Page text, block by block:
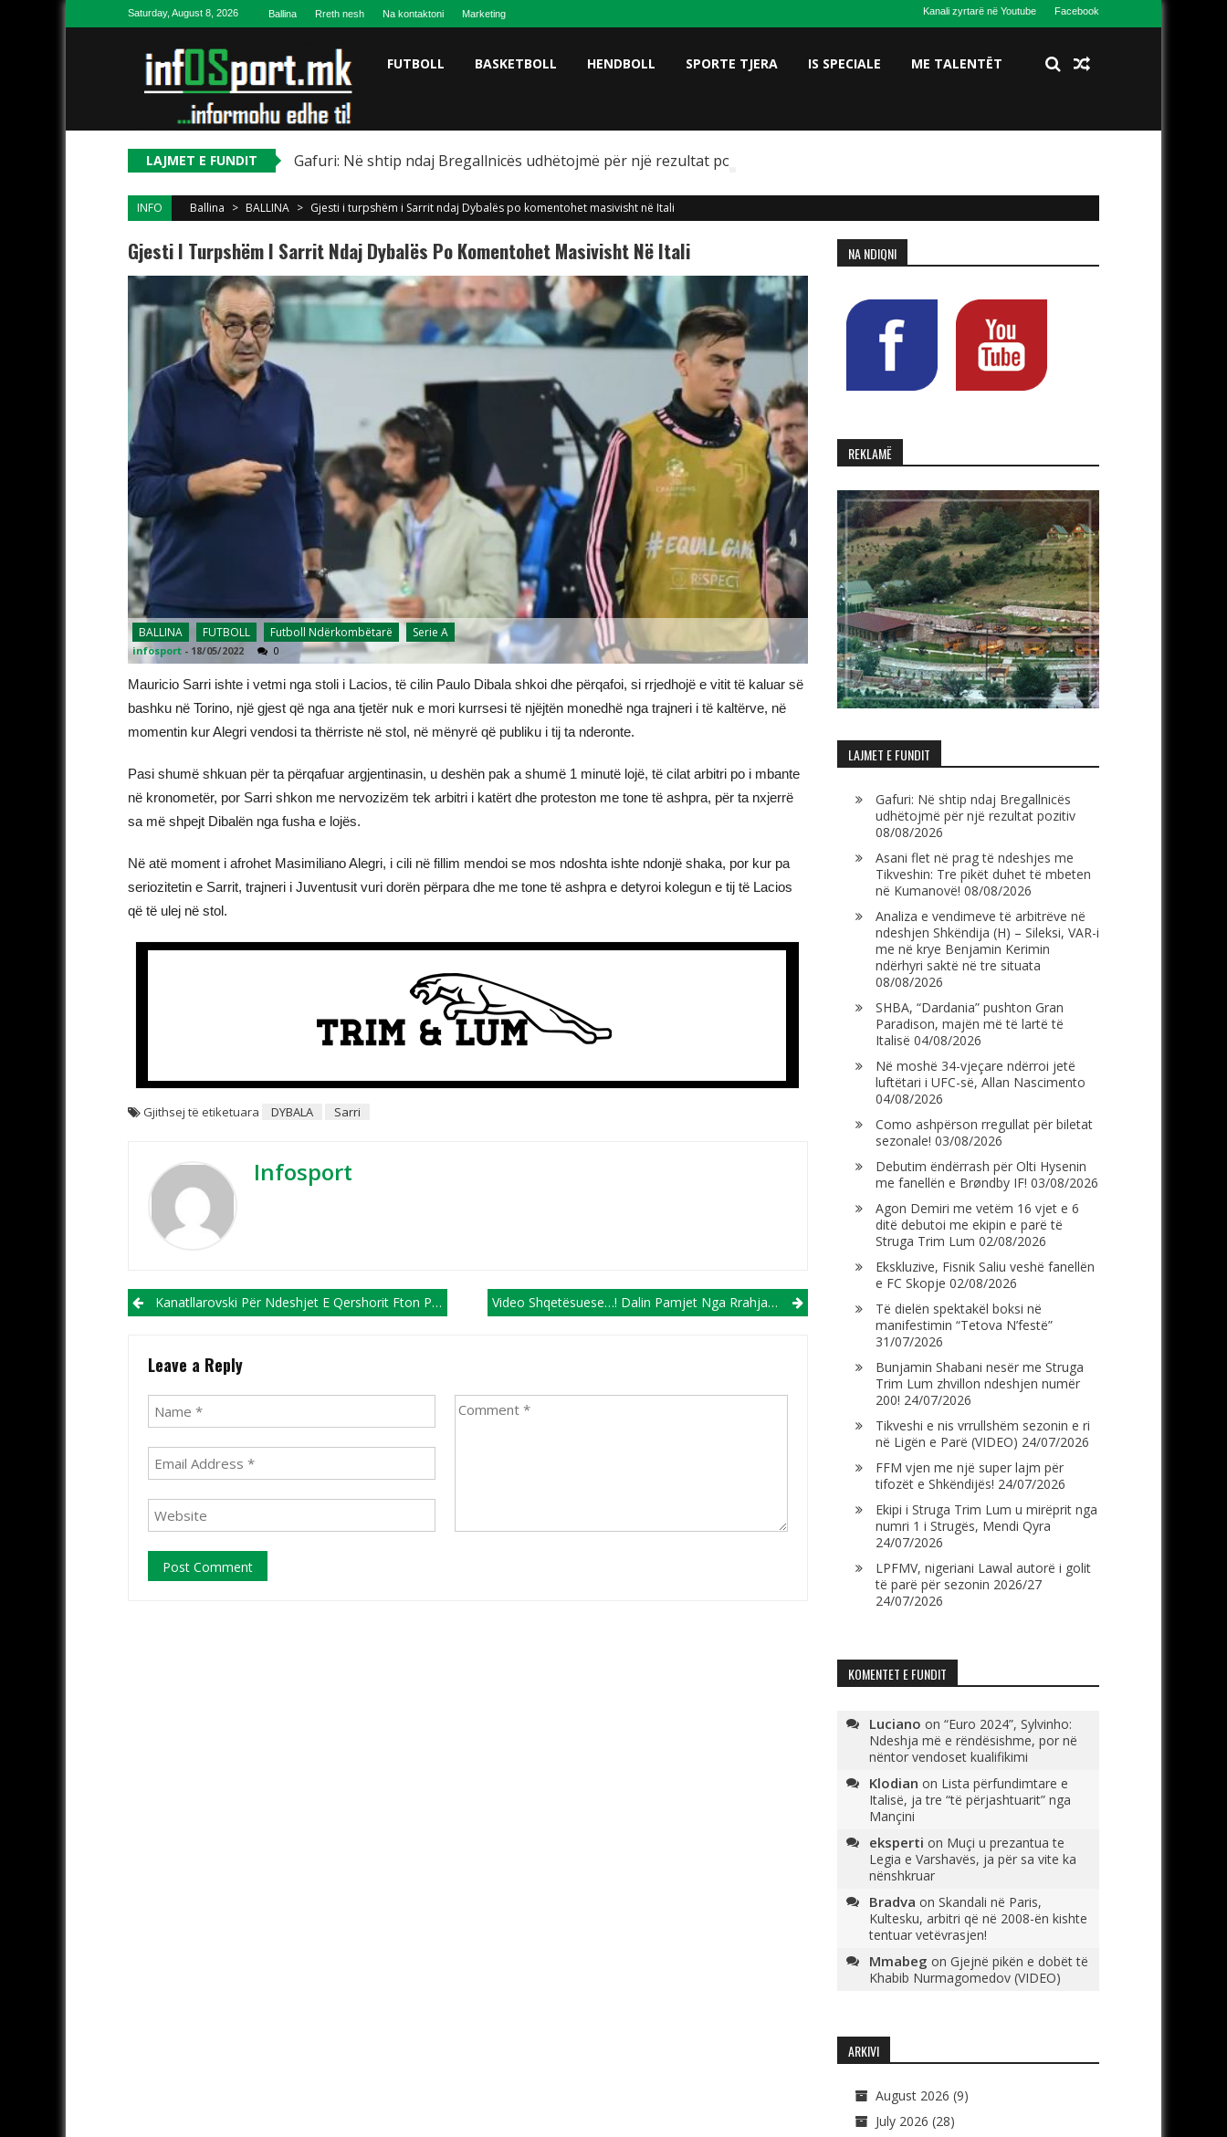
Skip to contentSaturday, August 8, 2026 Ballina Rreth nesh Na kontaktoni Marketing Kanali zyrtarë në Youtube Facebook
FUTBOLL BASKETBOLL HENDBOLL SPORTE TJERA IS SPECIALE ME TALENTËT
LAJMET E FUNDIT Gafuri: Në shtip ndaj Bregallnicës udhëtojmë për një rezultat pozitiv
INFO Ballina > BALLINA > Gjesti i turpshëm i Sarrit ndaj Dybalës po komentohet masivisht në Itali
Gjesti I Turpshëm I Sarrit Ndaj Dybalës Po Komentohet Masivisht Në Itali
BALLINA FUTBOLL Futboll Ndërkombëtarë Serie A
infosport - 18/05/2022 0
Mauricio Sarri ishte i vetmi nga stoli i Lacios, të cilin Paulo Dibala shkoi dhe përqafoi, si rrjedhojë e vitit të kaluar së
bashku në Torino, një gjest që nga ana tjetër nuk e mori kurrsesi të njëjtën monedhë nga trajneri i të kaltërve, në
momentin kur Alegri vendosi ta thërriste në stol, në mënyrë që publiku i tij ta nderonte.
Pasi shumë shkuan për ta përqafuar argjentinasin, u deshën pak a shumë 1 minutë lojë, të cilat arbitri po i mbante
në kronometër, por Sarri shkon me nervozizëm tek arbitri i katërt dhe proteston me tone të ashpra, për ta nxjerrë
sa më shpejt Dibalën nga fusha e lojës.
Në atë moment i afrohet Masimiliano Alegri, i cili në fillim mendoi se mos ndoshta ishte ndonjë shaka, por kur pa
seriozitetin e Sarrit, trajneri i Juventusit vuri dorën përpara dhe me tone të ashpra e detyroi kolegun e tij të Lacios
që të ulej në stol.
Gjithsej të etiketuara DYBALA Sarri
Infosport
Post navigation
Kanatllarovski Për Ndeshjet E Qershorit Fton Plotë 8 Shqiptarë Te Maqedonia U21 Video Shqetësuese…! Dalin Pamjet Nga Rrahja Brutale E Tifozit Të Vdekur Të Portos!
Leave a Reply
NA NDIQNI
REKLAMË
LAJMET E FUNDIT
Gafuri: Në shtip ndaj Bregallnicës
udhëtojmë për një rezultat pozitiv
08/08/2026
Asani flet në prag të ndeshjes me
Tikveshin: Tre pikët duhet të mbeten
në Kumanovë! 08/08/2026
Analiza e vendimeve të arbitrëve në
ndeshjen Shkëndija (H) – Sileksi, VAR-i
me në krye Benjamin Kerimin
ndërhyri saktë në tre situata
08/08/2026
SHBA, “Dardania” pushton Gran
Paradison, majën më të lartë të
Italisë 04/08/2026
Në moshë 34-vjeçare ndërroi jetë
luftëtari i UFC-së, Allan Nascimento
04/08/2026
Como ashpërson rregullat për biletat
sezonale! 03/08/2026
Debutim ëndërrash për Olti Hysenin
me fanellën e Brøndby IF! 03/08/2026
Agon Demiri me vetëm 16 vjet e 6
ditë debutoi me ekipin e parë të
Struga Trim Lum 02/08/2026
Ekskluzive, Fisnik Saliu veshë fanellën
e FC Skopje 02/08/2026
Të dielën spektakël boksi në
manifestimin “Tetova N’festë”
31/07/2026
Bunjamin Shabani nesër me Struga
Trim Lum zhvillon ndeshjen numër
200! 24/07/2026
Tikveshi e nis vrrullshëm sezonin e ri
në Ligën e Parë (VIDEO) 24/07/2026
FFM vjen me një super lajm për
tifozët e Shkëndijës! 24/07/2026
Ekipi i Struga Trim Lum u mirëprit nga
numri 1 i Strugës, Mendi Qyra
24/07/2026
LPFMV, nigeriani Lawal autorë i golit
të parë për sezonin 2026/27
24/07/2026
KOMENTET E FUNDIT
Luciano on “Euro 2024”, Sylvinho:
Ndeshja më e rëndësishme, por në
nëntor vendoset kualifikimi
Klodian on Lista përfundimtare e
Italisë, ja tre “të përjashtuarit” nga
Mançini
eksperti on Muçi u prezantua te
Legia e Varshavës, ja për sa vite ka
nënshkruar
Bradva on Skandali në Paris,
Kultesku, arbitri që në 2008-ën kishte
tentuar vetëvrasjen!
Mmabeg on Gjejnë pikën e dobët të
Khabib Nurmagomedov (VIDEO)
ARKIVI
August 2026 (9)
July 2026 (28)